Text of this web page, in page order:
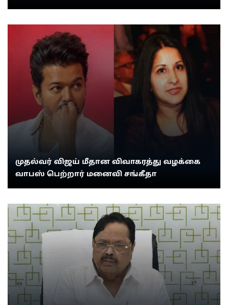
முதல்வர் விஜய் மீதான விவாகரத்து வழக்கை
வாபஸ் பெற்றார் மனைவி சங்கீதா